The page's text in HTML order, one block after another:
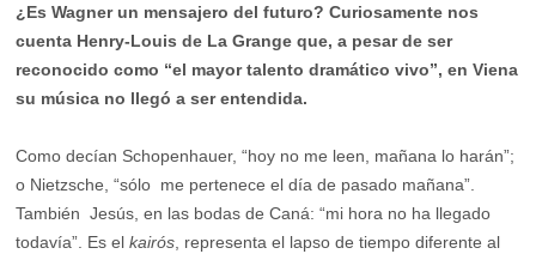
¿Es Wagner un mensajero del futuro? Curiosamente nos
cuenta Henry-Louis de La Grange que, a pesar de ser
reconocido como “el mayor talento dramático vivo”, en Viena
su música no llegó a ser entendida.
Como decían Schopenhauer, “hoy no me leen, mañana lo harán”;
o Nietzsche, “sólo me pertenece el día de pasado mañana”.
También Jesús, en las bodas de Caná: “mi hora no ha llegado
todavía”. Es elkairós, representa el lapso de tiempo diferente al